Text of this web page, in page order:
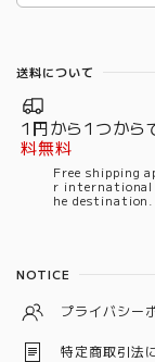
送料について
1円から1つから
料無料
Free shipping
r international
he destination.
NOTICE
プライバシー
特定商取引法